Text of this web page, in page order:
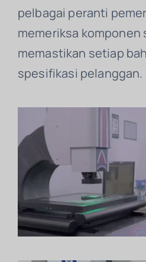
pelbagai peranti
memeriksa komponen
memastikan setiap
spesifikasi pelanggan.